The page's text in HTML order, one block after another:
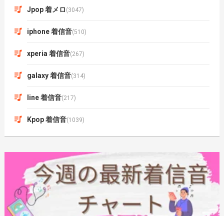
Jpop 着メロ (3047)
iphone 着信音(510)
xperia 着信音(267)
galaxy 着信音(314)
line 着信音(217)
Kpop 着信音(1039)